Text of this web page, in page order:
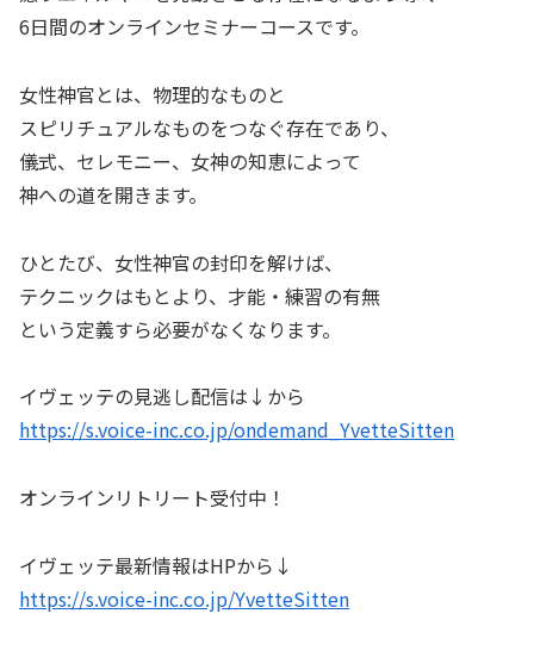
6日間のオンラインセミナーコースです。
女性神官とは、物理的なものと
スピリチュアルなものをつなぐ存在であり、
儀式、セレモニー、女神の知恵によって
神への道を開きます。
ひとたび、女性神官の封印を解けば、
テクニックはもとより、才能・練習の有無
という定義すら必要がなくなります。
イヴェッテの見逃し配信は↓から
https://s.voice-inc.co.jp/ondemand_YvetteSitten
オンラインリトリート受付中！
イヴェッテ最新情報はHPから↓
https://s.voice-inc.co.jp/YvetteSitten